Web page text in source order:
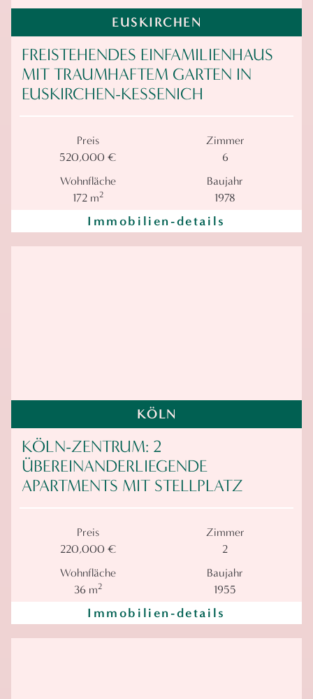
EUSKIRCHEN
FREISTEHENDES EINFAMILIENHAUS
MIT TRAUMHAFTEM GARTEN IN
EUSKIRCHEN-KESSENICH
Preis
520,000 €
Zimmer
6
Wohnfläche
172 m2
Baujahr
1978
Immobilien-details
KÖLN
KÖLN-ZENTRUM: 2
ÜBEREINANDERLIEGENDE
APARTMENTS MIT STELLPLATZ
Preis
220,000 €
Zimmer
2
Wohnfläche
36 m2
Baujahr
1955
Immobilien-details